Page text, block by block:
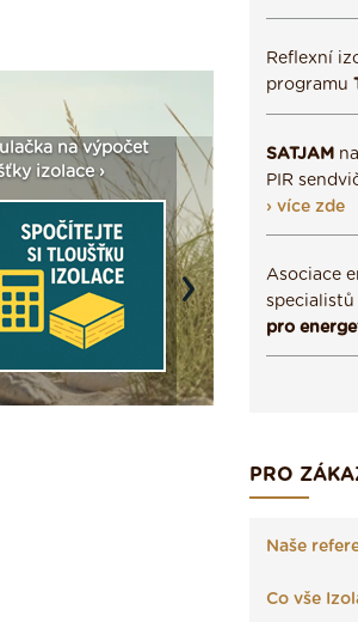
výpočet
›
Seriál: Fasády ETICS a
vše podstatné v kostce ›
ji
Next
Reflexní
programu
SATJAM
PIR
› více zde
Asociace
pro
PRO
Naše
Co vše